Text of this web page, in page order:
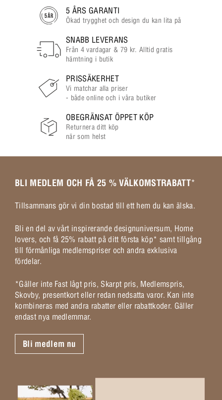
5 ÅRS GARANTI
Ökad trygghet och design du kan lita på
SNABB LEVERANS
Från 4 vardagar & 79 kr. Alltid gratis
hämtning i butik
PRISSÄKERHET
Vi matchar alla priser
- både online och i våra butiker
OBEGRÄNSAT ÖPPET KÖP
Returnera ditt köp
när som helst
BLI MEDLEM OCH FÅ 25 % VÄLKOMSTRABATT*
Tillsammans gör vi din bostad till ett hem du kan älska.
Bli en del av vårt inspirerande designuniversum, Home
lovers, och få 25% rabatt på ditt första köp* samt tillgång
till förmånliga medlemspriser och andra exklusiva
fördelar.
*Gäller inte Fast lågt pris, Skarpt pris, Medlemspris,
Skovby, presentkort eller redan nedsatta varor. Kan inte
kombineras med andra rabatter eller rabattkoder. Gäller
endast nya medlemmar.
Bli medlem nu